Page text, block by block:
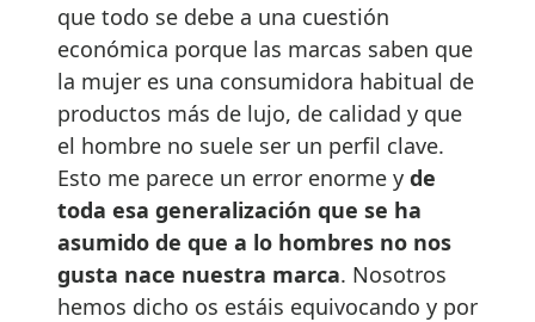
que todo se debe a una cuestión
económica porque las marcas saben que
la mujer es una consumidora habitual de
productos más de lujo, de calidad y que
el hombre no suele ser un perfil clave.
Esto me parece un error enorme y de
toda esa generalización que se ha
asumido de que a lo hombres no nos
gusta nace nuestra marca. Nosotros
hemos dicho os estáis equivocando y por